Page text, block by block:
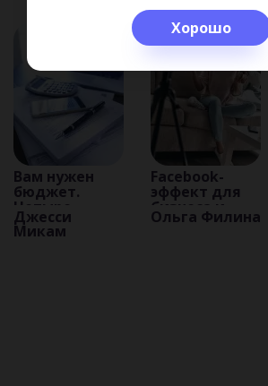
Вам нужен
бюджет.
Четыре
правила
ведения
Джесси
Микам
Facebook-
эффект для
бизнеса и
самопиара
Ольга Филина
Хорошо